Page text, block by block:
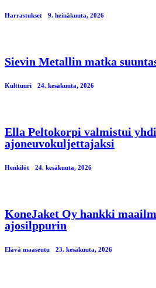
Harrastukset 9. heinäkuuta, 2026
Sievin Metallin matka
Kulttuuri 24. kesäkuuta, 2026
Ella Peltokorpi valmistui
ajoneuvokuljettajaksi
Henkilöt 24. kesäkuuta, 2026
KoneJaket Oy hankki
ajosilppurin
Elävä maaseutu 23. kesäkuuta, 2026